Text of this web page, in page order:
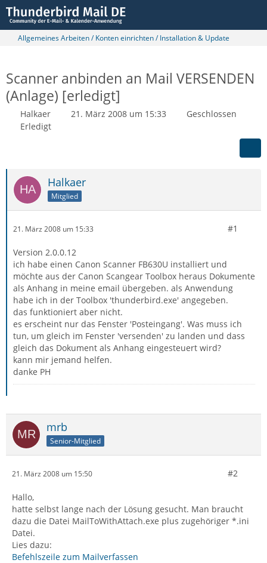
Allgemeines Arbeiten / Konten einrichten / Installation & Update
Scanner anbinden an Mail VERSENDEN
(Anlage) [erledigt]
Halkaer 21. März 2008 um 15:33
Geschlossen
Erledigt
Halkaer
Mitglied
21. März 2008 um 15:33 #1
Version 2.0.0.12
ich habe einen Canon Scanner FB630U installiert und
möchte aus der Canon Scangear Toolbox heraus Dokumente
als Anhang in meine email übergeben. als Anwendung
habe ich in der Toolbox 'thunderbird.exe' angegeben.
das funktioniert aber nicht.
es erscheint nur das Fenster 'Posteingang'. Was muss ich
tun, um gleich im Fenster 'versenden' zu landen und dass
gleich das Dokument als Anhang eingesteuert wird?
kann mir jemand helfen.
danke PH
mrb
Senior-Mitglied
21. März 2008 um 15:50 #2
Hallo,
hatte selbst lange nach der Lösung gesucht. Man braucht
dazu die Datei MailToWithAttach.exe plus zugehöriger *.ini
Datei.
Lies dazu:
Befehlszeile zum Mailverfassen